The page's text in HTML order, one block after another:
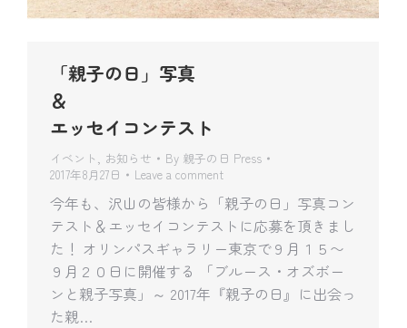
「親子の日」写真
＆
エッセイコンテスト
イベント お知らせ By 親子の日 Press
2017年8月27日
Leave a comment
今年も、沢山の皆様から「親子の日」写真コン
テスト＆エッセイコンテストに応募を頂きまし
た！ オリンパスギャラリー東京で９月１５〜
９月２０日に開催する 「ブルース・オズボー
ンと親子写真」～ 2017年『親子の日』に出会っ
た親…